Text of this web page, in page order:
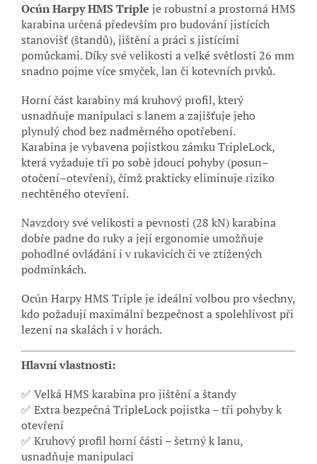
Ocún Harpy HMS Triple je robustní a prostorná HMS
karabina určená především pro budování jistících
stanovišť (štandů), jištění a práci s jistícími
pomůckami. Díky své velikosti a velké světlosti 26 mm
snadno pojme více smyček, lan či kotevních prvků.
Horní část karabiny má kruhový profil, který
usnadňuje manipulaci s lanem a zajišťuje jeho
plynulý chod bez nadměrného opotřebení.
Karabina je vybavena pojistkou zámku TripleLock,
která vyžaduje tři po sobě jdoucí pohyby (posun–
otočení–otevření), čímž prakticky eliminuje riziko
nechtěného otevření.
Navzdory své velikosti a pevnosti (28 kN) karabina
dobře padne do ruky a její ergonomie umožňuje
pohodlné ovládání i v rukavicích či ve ztížených
podmínkách.
Ocún Harpy HMS Triple je ideální volbou pro všechny,
kdo požadují maximální bezpečnost a spolehlivost při
lezení na skalách i v horách.
Hlavní vlastnosti:
✅ Velká HMS karabina pro jištění a štandy
✅ Extra bezpečná TripleLock pojistka – tři pohyby k
otevření
✅ Kruhový profil horní části – šetrný k lanu,
usnadňuje manipulaci